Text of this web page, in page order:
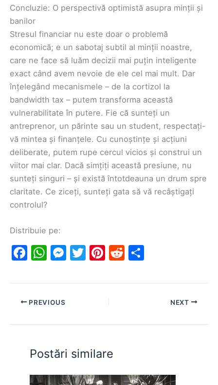
Concluzie: O perspectivă optimistă asupra minții și
banilor
Stresul financiar nu este doar o problemă
economică; e un sabotaj subtil al minții noastre,
care ne face să luăm decizii mai puțin inteligente
exact când avem nevoie de ele cel mai mult. Dar
înțelegând mecanismele – de la cortizol la
bandwidth tax – putem transforma această
vulnerabilitate în putere. Fie că sunteți un
antreprenor, un părinte sau un student, respectați-
vă mintea și finanțele. Cu cunoștințe și acțiuni
deliberate, putem rupe cercul vicios și construi un
viitor mai clar. Dacă simțiți această presiune, nu
sunteți singuri – și există întotdeauna un drum spre
claritate. Ce ziceți, sunteți gata să vă recâștigați
controlul?
Distribuie pe:
F
c
e
o
o
k
W
at
s
p
p
M
s
n
g
er
T
itt
Pi
er
e
R
d ar
PREVIOUS NEXT
Postări similare